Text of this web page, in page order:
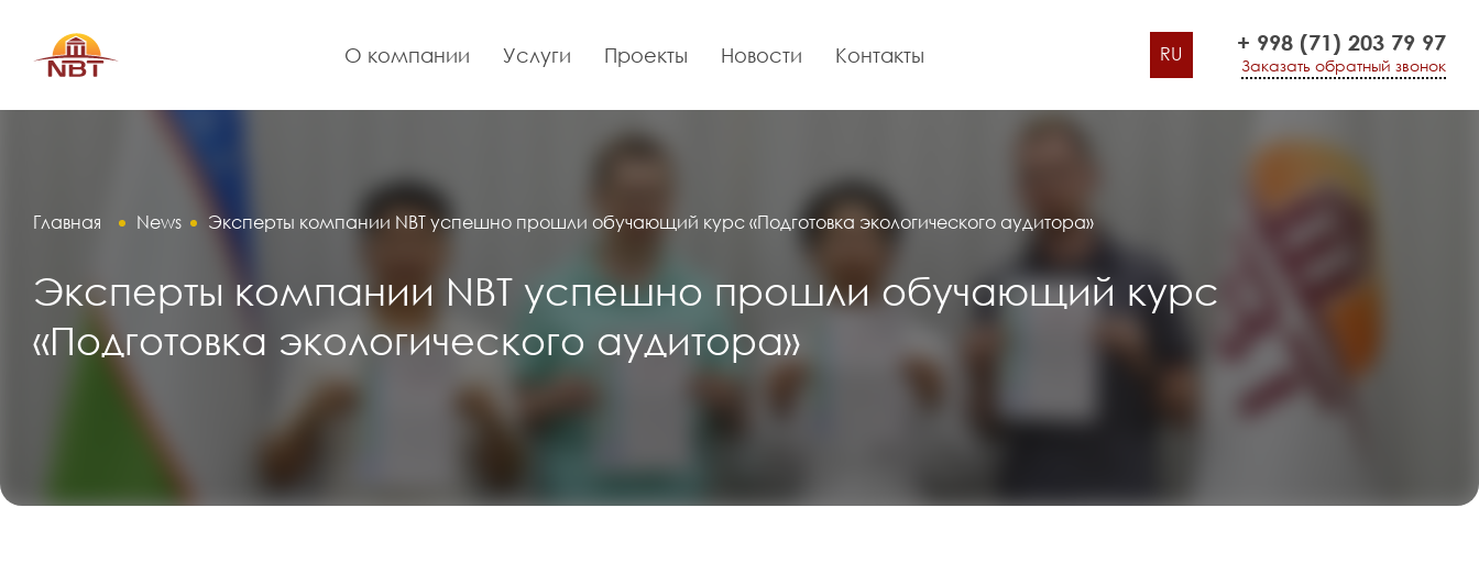
О компании Услуги Проекты Новости Контакты RU + 998 (71) 203 79 97
Заказать обратный звонок
Главная News Эксперты компании NBT успешно прошли обучающий курс «Подготовка экологического аудитора»
Эксперты компании NBT успешно прошли обучающий курс
«Подготовка экологического аудитора»